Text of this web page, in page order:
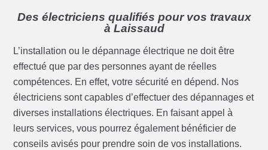
Des électriciens qualifiés pour vos travaux
à Laissaud
L’installation ou le dépannage électrique ne doit être
effectué que par des personnes ayant de réelles
compétences. En effet, votre sécurité en dépend. Nos
électriciens sont capables d’effectuer des dépannages et
diverses installations électriques. En faisant appel à
leurs services, vous pourrez également bénéficier de
conseils avisés pour prendre soin de vos installations.